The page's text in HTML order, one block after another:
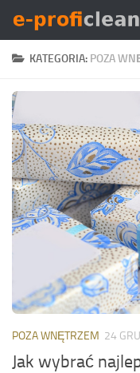
Skip to content
KATEGORIA: POZA
POZA WNĘTRZEM 24
Jak wybrać